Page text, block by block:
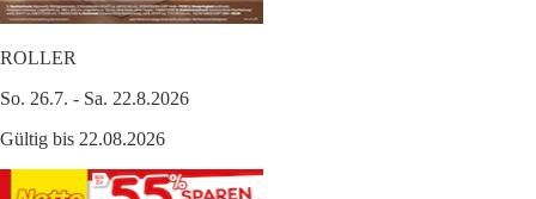
ROLLER
So. 26.7. - Sa. 22.8.2026
Gültig bis 22.08.2026